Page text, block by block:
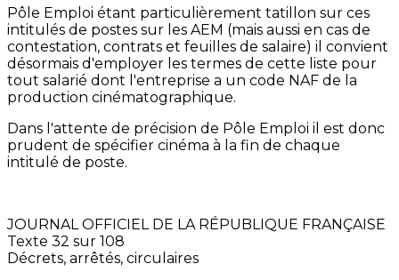
Pôle Emploi étant particulièrement tatillon sur ces
intitulés de postes sur les AEM (mais aussi en cas de
contestation, contrats et feuilles de salaire) il convient
désormais d'employer les termes de cette liste pour
tout salarié dont l'entreprise a un code NAF de la
production cinématographique.
Dans l'attente de précision de Pôle Emploi il est donc
prudent de spécifier cinéma à la fin de chaque
intitulé de poste.
JOURNAL OFFICIEL DE LA RÉPUBLIQUE FRANÇAISE
Texte 32 sur 108
Décrets, arrêtés, circulaires